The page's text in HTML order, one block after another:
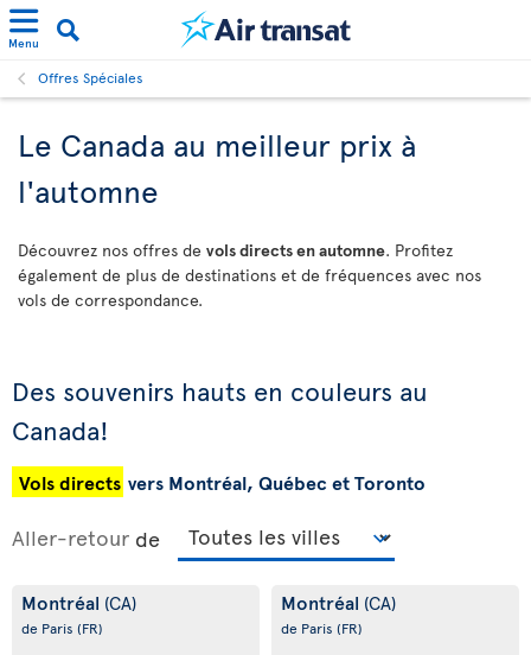
Menu
Offres Spéciales
Le Canada au meilleur prix à
l'automne
Découvrez nos offres de vols directs en automne. Profitez
également de plus de destinations et de fréquences avec nos
vols de correspondance.
Des souvenirs hauts en couleurs au
Canada!
Vols directs vers Montréal, Québec et Toronto
Aller-retour de
Montréal (CA)
de Paris (FR)
Montréal (CA)
de Paris (FR)